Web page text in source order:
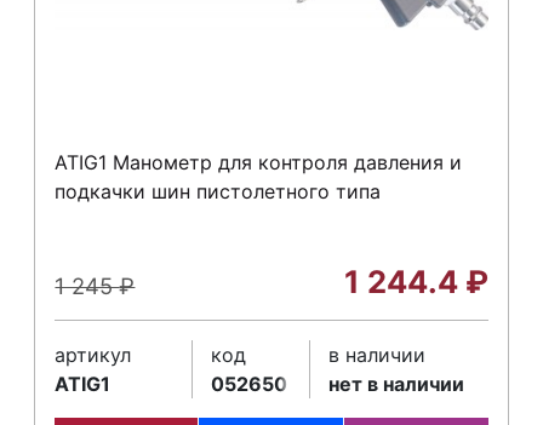
ATIG1 Манометр для контроля давления и
подкачки шин пистолетного типа
1 245₽ 1 244.4 ₽
артикул
ATIG1
код
052650
в наличии
нет в наличии